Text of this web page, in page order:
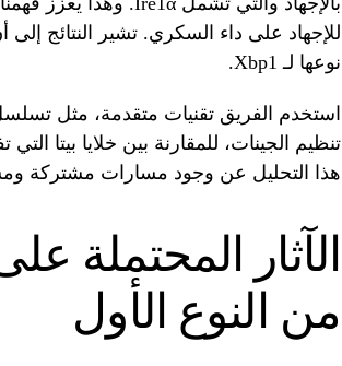
للإجهاد على داء السكري. تشير النتائج
نوعها لـ Xbp1.
استخدم الفريق تقنيات متقدمة، مثل
هذا التحليل عن وجود مسارات مشتركة
الآثار المحتملة
من النوع الأول